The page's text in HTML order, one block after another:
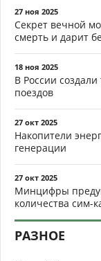
27 ноя 2025
Секрет вечной
смерть и дарит
18 ноя 2025
В России
поездов
27 окт 2025
Накопители
генерации
27 окт 2025
Минцифры
количества сим-
РАЗНОЕ